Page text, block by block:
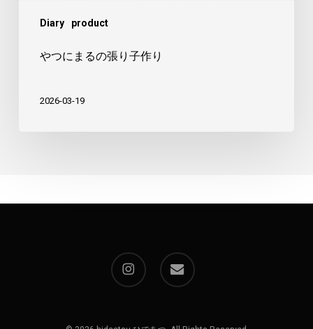
Diary product
やつにまるの張り子作り
2026-03-19
instagram email